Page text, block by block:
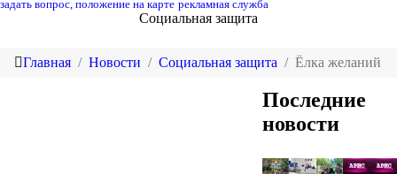
задать вопрос, положение на карте рекламная служба
Социальная защита
Главная Новости Социальная защита Ёлка желаний
Последние
новости